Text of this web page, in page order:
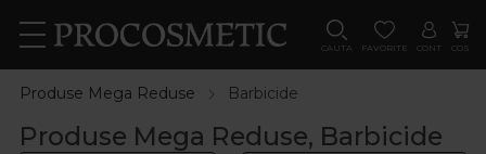
CAUTA FAVORITE CONT COS
Produse Mega Reduse Barbicide
Produse Mega Reduse, Barbicide